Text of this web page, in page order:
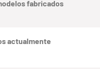
fabricados
actualmente